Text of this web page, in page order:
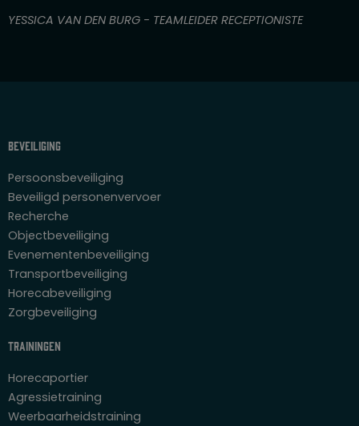
n
YESSICA VAN DEN BURG - TEAMLEIDER RECEPTIONISTE
Beveiliging
Persoonsbeveiliging
Beveiligd personenvervoer
Recherche
Objectbeveiliging
Evenementenbeveiliging
Transportbeveiliging
Horecabeveiliging
Zorgbeveiliging
Trainingen
Horecaportier
Agressietraining
Weerbaarheidstraining